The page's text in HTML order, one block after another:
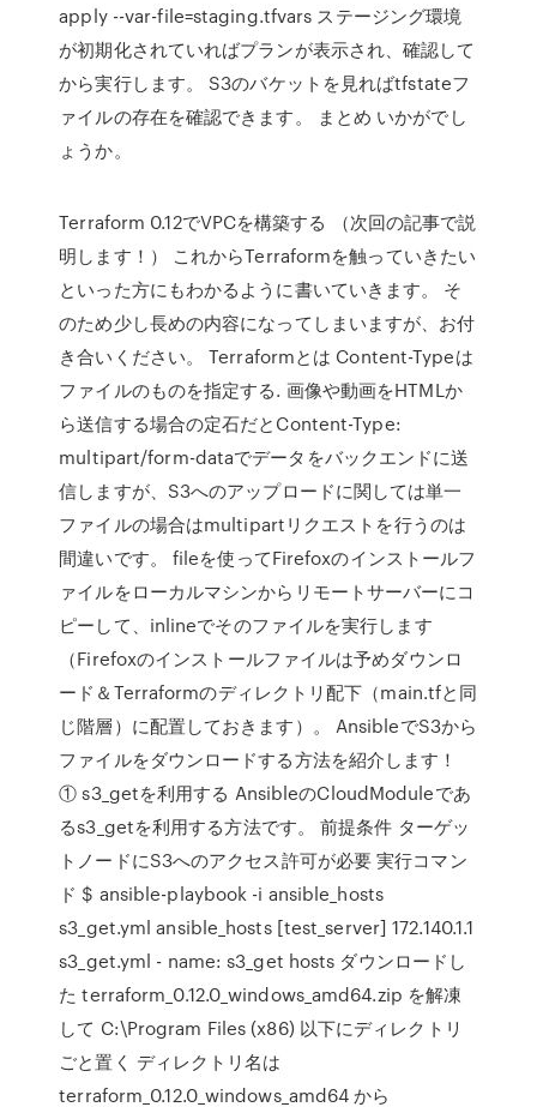
apply --var-file=staging.tfvars ステージング環境
が初期化されていればプランが表示され、確認して
から実行します。 S3のバケットを見ればtfstateフ
ァイルの存在を確認できます。 まとめ いかがでし
ょうか。
Terraform 0.12でVPCを構築する （次回の記事で説
明します！） これからTerraformを触っていきたい
といった方にもわかるように書いていきます。 そ
のため少し長めの内容になってしまいますが、お付
き合いください。 Terraformとは Content-Typeは
ファイルのものを指定する. 画像や動画をHTMLか
ら送信する場合の定石だとContent-Type:
multipart/form-dataでデータをバックエンドに送
信しますが、S3へのアップロードに関しては単一
ファイルの場合はmultipartリクエストを行うのは
間違いです。 fileを使ってFirefoxのインストールフ
ァイルをローカルマシンからリモートサーバーにコ
ピーして、inlineでそのファイルを実行します
（Firefoxのインストールファイルは予めダウンロ
ード＆Terraformのディレクトリ配下（main.tfと同
じ階層）に配置しておきます）。 AnsibleでS3から
ファイルをダウンロードする方法を紹介します！
① s3_getを利用する AnsibleのCloudModuleであ
るs3_getを利用する方法です。 前提条件 ターゲッ
トノードにS3へのアクセス許可が必要 実行コマン
ド $ ansible-playbook -i ansible_hosts
s3_get.yml ansible_hosts [test_server] 172.140.1.1
s3_get.yml - name: s3_get hosts ダウンロードし
た terraform_0.12.0_windows_amd64.zip を解凍
して C:\Program Files (x86) 以下にディレクトリ
ごと置く ディレクトリ名は
terraform_0.12.0_windows_amd64 から